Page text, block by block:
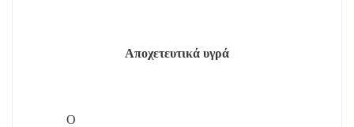
Αποχετευτικά υγρά
Ο